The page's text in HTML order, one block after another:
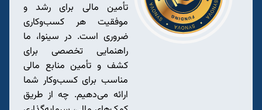
تأمین مالی برای رشد و
موفقیت هر کسب‌وکاری
ضروری است. در سینوا، ما
راهنمایی تخصصی برای
کشف و تأمین منابع مالی
مناسب برای کسب‌وکار شما
ارائه می‌دهیم. چه از طریق